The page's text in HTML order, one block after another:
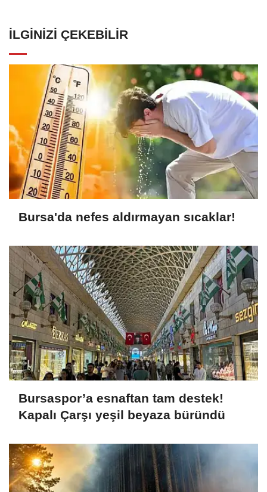
İLGINIZI ÇEKEBILIR
Bursa'da nefes aldırmayan sıcaklar!
Bursaspor’a esnaftan tam destek!
Kapalı Çarşı yeşil beyaza büründü